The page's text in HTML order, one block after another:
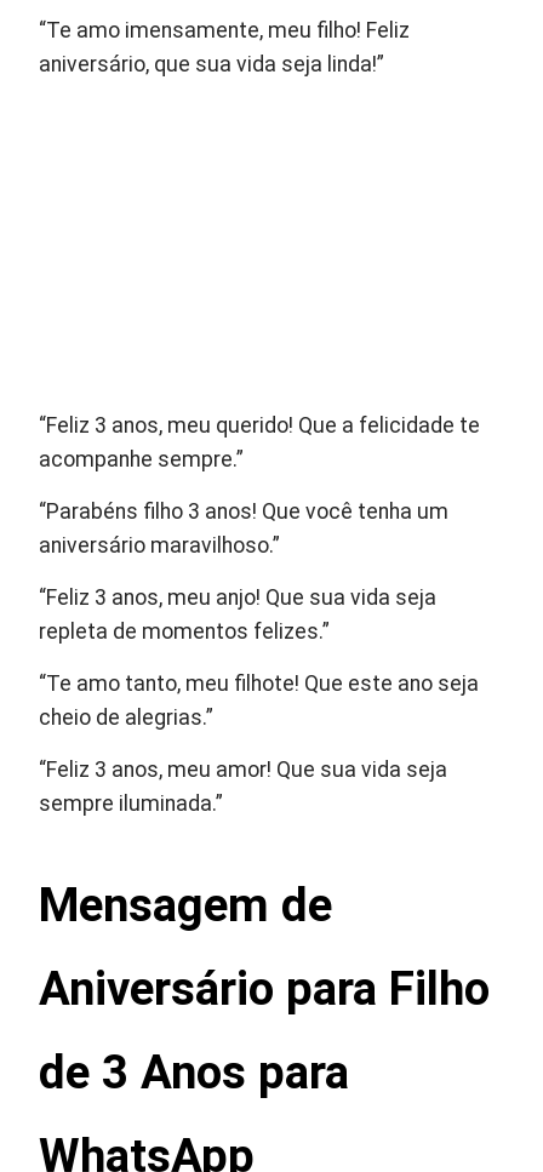
“Te amo imensamente, meu filho! Feliz
aniversário, que sua vida seja linda!”
“Feliz 3 anos, meu querido! Que a felicidade te
acompanhe sempre.”
“Parabéns filho 3 anos! Que você tenha um
aniversário maravilhoso.”
“Feliz 3 anos, meu anjo! Que sua vida seja
repleta de momentos felizes.”
“Te amo tanto, meu filhote! Que este ano seja
cheio de alegrias.”
“Feliz 3 anos, meu amor! Que sua vida seja
sempre iluminada.”
Mensagem de
Aniversário para Filho
de 3 Anos para
WhatsApp